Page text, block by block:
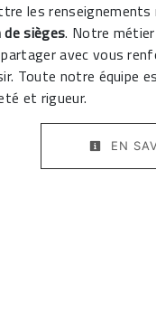
les renseignements
sièges. Notre
avec vous
Toute notre équipe
et rigueur.
EN